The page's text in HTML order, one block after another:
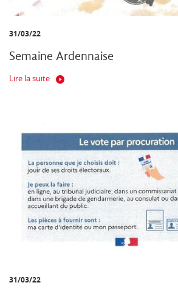
31/03/22
Semaine Ardennaise
Lire la suite
31/03/22